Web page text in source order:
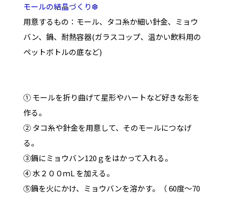
モールの結晶づくり❆
用意するもの：モール、タコ糸か細い針金、ミョウ
バン、鍋、耐熱容器(ガラスコップ、温かい飲料用の
ペットボトルの底など)
① モールを折り曲げて星形やハートなど好きな形を
作る。
② タコ糸や針金を用意して、そのモールにつなげ
る。
③鍋にミョウバン120ｇをはかって入れる。
④ 水２００ｍL を加える。
⑤鍋を火にかけ、ミョウバンを溶かす。（ 60度～70